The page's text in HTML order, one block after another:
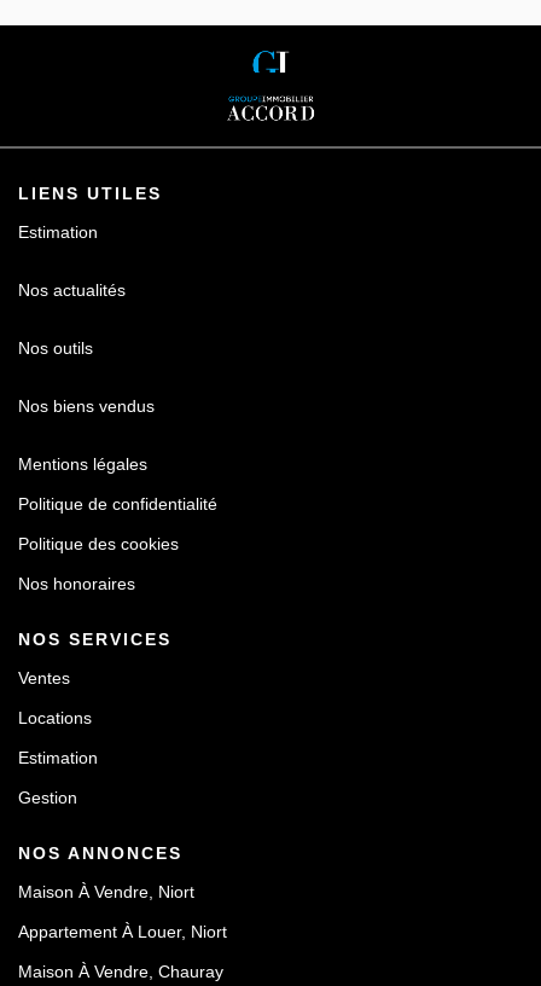
LIENS UTILES
Estimation
Nos actualités
Nos outils
Nos biens vendus
Mentions légales
Politique de confidentialité
Politique des cookies
Nos honoraires
NOS SERVICES
Ventes
Locations
Estimation
Gestion
NOS ANNONCES
Maison À Vendre, Niort
Appartement À Louer, Niort
Maison À Vendre, Chauray